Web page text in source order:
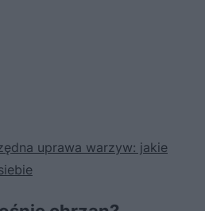
uprawa warzyw: jakie